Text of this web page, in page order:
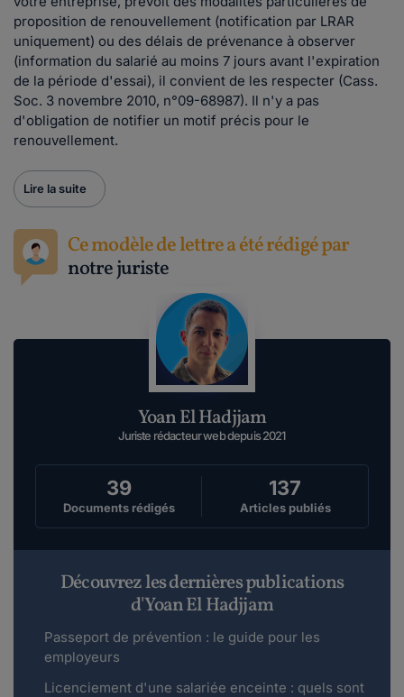
proposition de renouvellement (notification par LRAR
uniquement) ou des délais de prévenance à observer
(information du salarié au moins 7 jours avant l'expiration
de la période d'essai), il convient de les respecter (Cass.
Soc. 3 novembre 2010, n°09-68987). Il n'y a pas
d'obligation de notifier un motif précis pour le
renouvellement.
Lire la suite
Ce modèle de lettre a été rédigé par
notre juriste
Yoan El Hadjjam
Juriste rédacteur web depuis 2021
39
Documents rédigés
137
Articles publiés
Découvrez les dernières publications
d'Yoan El Hadjjam
Passeport de prévention : le guide pour les
employeurs
Licenciement d'une salariée enceinte : quels sont